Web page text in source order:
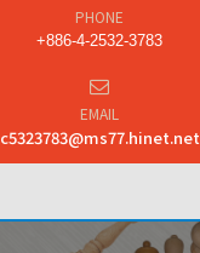
PHONE
+886-4-2532-3783
EMAIL
c5323783@ms77.hinet.net